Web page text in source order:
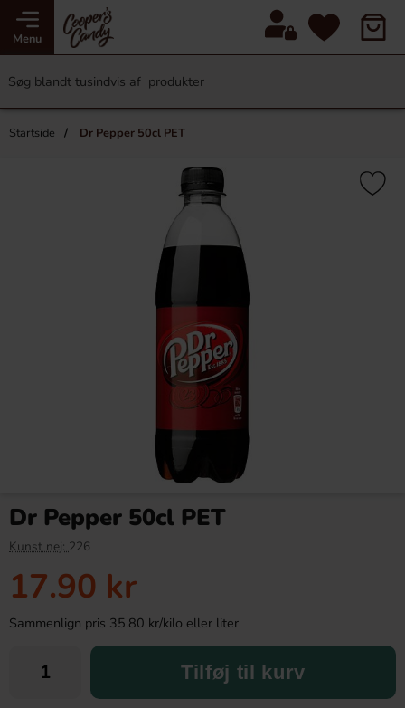
Menu
Startside Dr Pepper 50cl PET
Dr Pepper 50cl PET
Kunst nej: 226
17.90 kr
Sammenlign pris 35.80 kr/kilo eller liter
Tilføj til kurv